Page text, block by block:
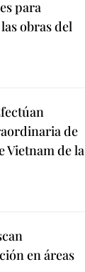
para
obras del
de
Vietnam de la
en áreas